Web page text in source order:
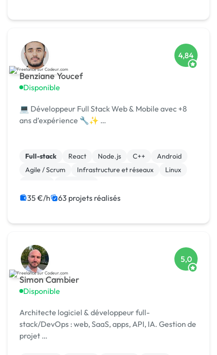
Benziane Youcef
Disponible
4,84
💻 Développeur Full Stack Web & Mobile avec +8
ans d’expérience 🔧✨ …
Full-stack React Node.js C++
Android
Agile / Scrum
Infrastructure et réseaux
Linux
35 €/h 63 projets réalisés
Simon Cambier
Disponible
5,0
Architecte logiciel & développeur full-
stack/DevOps : web, SaaS, apps, API, IA. Gestion de
projet …